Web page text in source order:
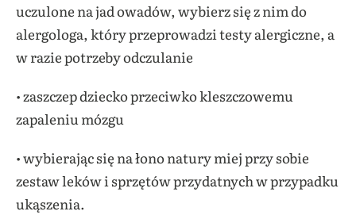
uczulone na jad owadów, wybierz się z nim do
alergologa, który przeprowadzi testy alergiczne, a
w razie potrzeby odczulanie
• zaszczep dziecko przeciwko kleszczowemu
zapaleniu mózgu
• wybierając się na łono natury miej przy sobie
zestaw leków i sprzętów przydatnych w przypadku
ukąszenia.